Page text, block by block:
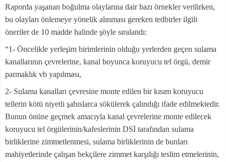
Raporda yaşanan boğulma olaylarına dair bazı örnekler verilirken,
bu olayları önlemeye yönelik alınması gereken tedbirler ilgili
öneriler de 10 madde halinde şöyle sıralandı:
“1- Öncelikle yerleşim birimlerinin olduğu yerlerden geçen sulama
kanallarının çevrelerine, kanal boyunca koruyucu tel örgü, demir
parmaklık vb yapılması,
2- Sulama kanalları çevresine monte edilen bir kısım koruyucu
tellerin kötü niyetli şahıslarca sökülerek çalındığı ifade edilmektedir.
Bunun önüne geçmek amacıyla kanal çevrelerine monte edilecek
koruyucu tel örgülerinin/kafeslerinin DSİ tarafından sulama
birliklerine zimmetlenmesi, sulama birliklerinin de bunları
mahiyetlerinde çalışan bekçilere zimmet karşılığı teslim etmelerinin,